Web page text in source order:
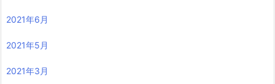
2021年6月
2021年5月
2021年3月